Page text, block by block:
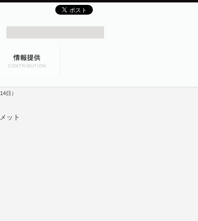
日）